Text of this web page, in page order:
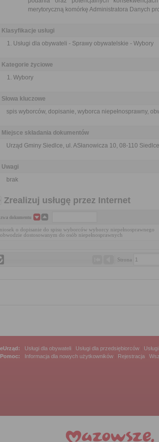
merytoryczną komórkę Administratora Danych
Klasyfikacje usługi
Usługi dla obywateli - Sprawy obywatelskie - Wybory
Kategorie życiowe
Wybory
Słowa kluczowe
spis wyborców, dopisanie, wyborca niepełnosprawny,
Miejsce składania dokumentów
Urząd Gminy Siedlce, ul. ASłanowicza 10, 08-110 Siedlce
Uwagi
brak
Zrealizuj usługę przez Internet
dokumentu
o dopisanie do spisu wyborców wyborcy niepełnosprawnego
dostosowanym do osób niepełnosprawnych
Strona
eUrząd: Usługi dla obywateli Usługi dla przedsiębiorców
Pomoc:
Informacja dla nowych użytkowników Rejestracja |